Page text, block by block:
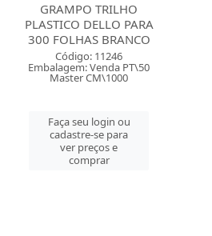
GRAMPO TRILHO
PLASTICO DELLO PARA
300 FOLHAS BRANCO
Código: 11246
Embalagem: Venda PT\50
Master CM\1000
Faça seu login ou
cadastre-se para
ver preços e
comprar